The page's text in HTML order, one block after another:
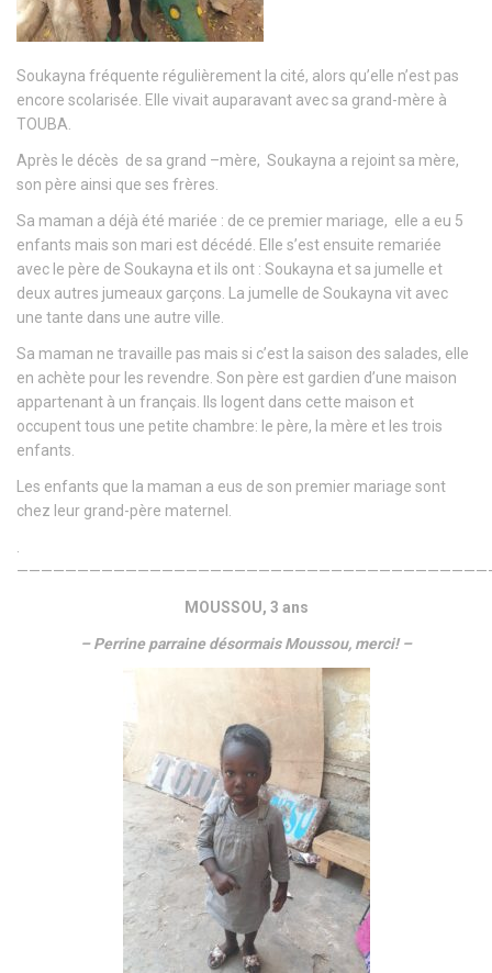
Soukayna fréquente régulièrement la cité, alors qu’elle n’est pas
encore scolarisée. Elle vivait auparavant avec sa grand-mère à
TOUBA.
Après le décès de sa grand –mère, Soukayna a rejoint sa mère,
son père ainsi que ses frères.
Sa maman a déjà été mariée : de ce premier mariage, elle a eu 5
enfants mais son mari est décédé. Elle s’est ensuite remariée
avec le père de Soukayna et ils ont : Soukayna et sa jumelle et
deux autres jumeaux garçons. La jumelle de Soukayna vit avec
une tante dans une autre ville.
Sa maman ne travaille pas mais si c’est la saison des salades, elle
en achète pour les revendre. Son père est gardien d’une maison
appartenant à un français. Ils logent dans cette maison et
occupent tous une petite chambre: le père, la mère et les trois
enfants.
Les enfants que la maman a eus de son premier mariage sont
chez leur grand-père maternel.
MOUSSOU, 3 ans
– Perrine parraine désormais Moussou, merci! –